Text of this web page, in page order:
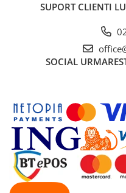
UPS & Stabilizatoare
Accesorii UPS
Servere NAS
Servere
SSD enterprise
HDD enterprise
DAS (Direct Attached
SUPORT CLIENTI
SOCIAL